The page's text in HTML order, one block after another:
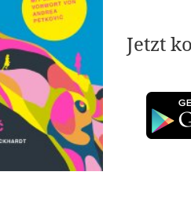
Jetzt